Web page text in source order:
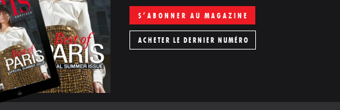
S’ABONNER AU MAGAZINE
ACHETER LE DERNIER NUMÉRO